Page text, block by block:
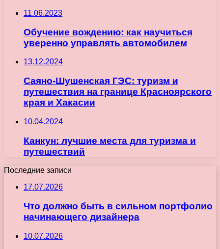
11.06.2023
Обучение вождению: как научиться
уверенно управлять автомобилем
13.12.2024
Саяно-Шушенская ГЭС: туризм и
путешествия на границе Красноярского
края и Хакасии
10.04.2024
Канкун: лучшие места для туризма и
путешествий
Последние записи
17.07.2026
Что должно быть в сильном портфолио
начинающего дизайнера
10.07.2026